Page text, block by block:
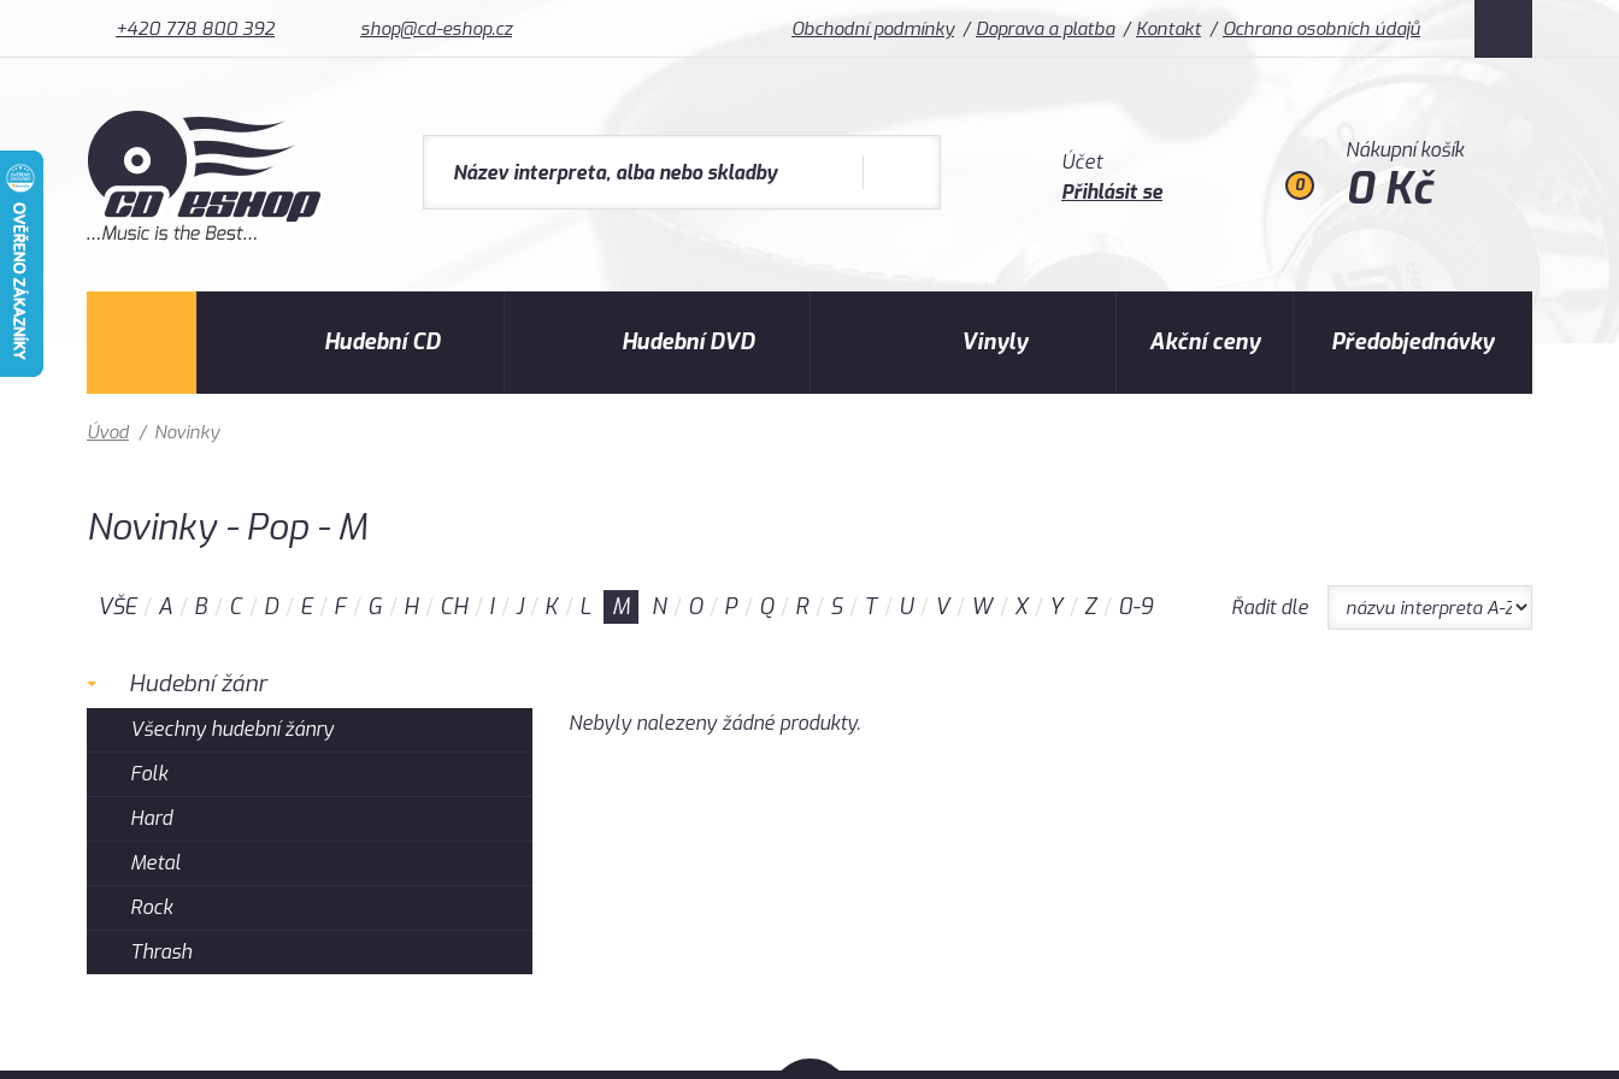
+420 778 800 392 shop@cd-eshop.cz Obchodní podmínky Doprava a platba Kontakt Ochrana osobních údajů
Účet
Přihlásit se
0
Nákupní košík
0 Kč
Hudební CD Hudební DVD Vinyly Akční ceny Předobjednávky
Úvod / Novinky
Novinky - Pop - M
VŠE A B C D E F G H CH I J K L M N O P Q R S T U V W X Y Z 0-9 Řadit dle
Hudební žánr
Všechny hudební žánry
Folk
Hard
Metal
Rock
Thrash
Nebyly nalezeny žádné produkty.